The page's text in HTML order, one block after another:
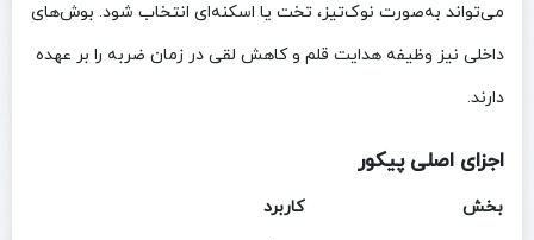
می‌تواند به‌صورت نوک‌تیز، تخت یا اسکنه‌ای انتخاب شود. بوش‌های
داخلی نیز وظیفه هدایت قلم و کاهش لقی در زمان ضربه را بر عهده
دارند.
اجزای اصلی پیکور
بخش کاربرد